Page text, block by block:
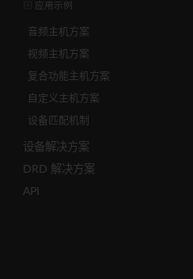
应用示例
音频主机方案
视频主机方案
复合功能主机方案
自定义主机方案
设备匹配机制
设备解决方案
DRD 解决方案
API